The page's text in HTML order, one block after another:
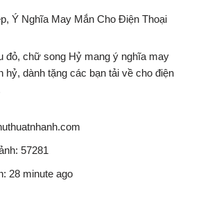
Ý Nghĩa May Mắn Cho Điện Thoại
đỏ, chữ song Hỷ mang ý nghĩa may
hỷ, dành tặng các bạn tải về cho điện
57281
28 minute ago